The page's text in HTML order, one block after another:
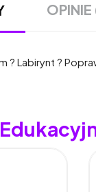
Labirynt ?